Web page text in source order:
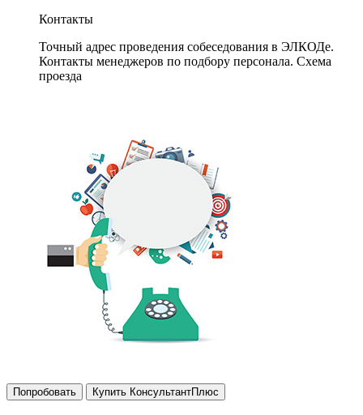
Контакты
Точный адрес проведения собеседования в ЭЛКОДе.
Контакты менеджеров по подбору персонала. Схема
проезда
Попробовать Купить КонсультантПлюс